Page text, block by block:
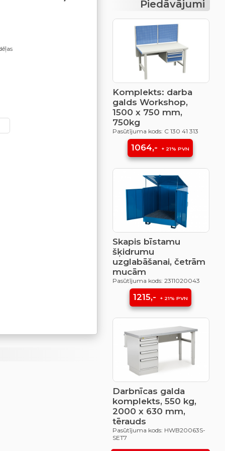
Piedāvājumi
Komplekts: darba
galds Workshop,
1500 x 750 mm,
750kg
Pasūtījuma kods: C 130 41 313
1064,- + 21% PVN
Skapis bīstamu
šķidrumu
uzglabāšanai, četrām
mucām
Pasūtījuma kods: 2311020043
1215,- + 21% PVN
Darbnīcas galda
komplekts, 550 kg,
2000 x 630 mm,
tērauds
Pasūtījuma kods: HWB20063S-
SET7